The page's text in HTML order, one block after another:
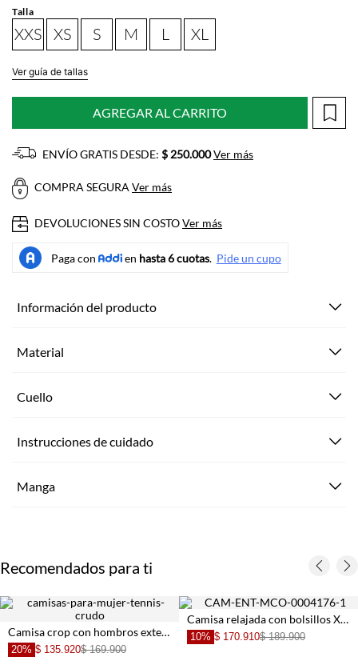
Talla
XXS XS S M L XL
Ver guía de tallas
AGREGAR AL CARRITO
ENVÍO GRATIS DESDE: $ 250.000Ver más
COMPRA SEGURA Ver más
DEVOLUCIONES SIN COSTOVer más
Información del producto
Material
Cuello
Instrucciones de cuidado
Manga
Recomendados para ti
Camisa crop con hombros extendidos en algodón marfil para mujer
20% $ 135.920$ 169.900
Camisa relajada con bolsillos XL en lino chocolate para mujer
10% $ 170.910$ 189.900